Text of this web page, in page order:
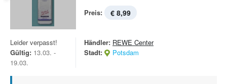
Preis: € 8,99
Leider verpasst!
Gültig: 13.03. -
19.03.
Händler: REWE Center
Stadt:
Potsdam